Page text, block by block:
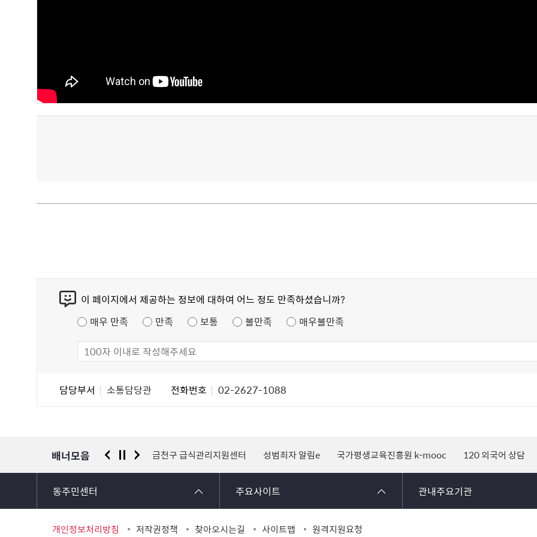
이 페이지에서 제공하는 정보에 대하여 어느 정도 만족하셨습니까?
매우 만족
만족 보통 불만족 매우불만족
담당부서 소통담당관 전화번호 02-2627-1088
배너모음
국가안전시스템개편 종합대책 금천구 급식관리지원센터 성범죄자 알림e 국가평생교육진흥원 k-mooc 120 외국어 상담
동주민센터 주요사이트 관내주요기관
개인정보처리방침 저작권정책 찾아오시는길 사이트맵 원격지원요청